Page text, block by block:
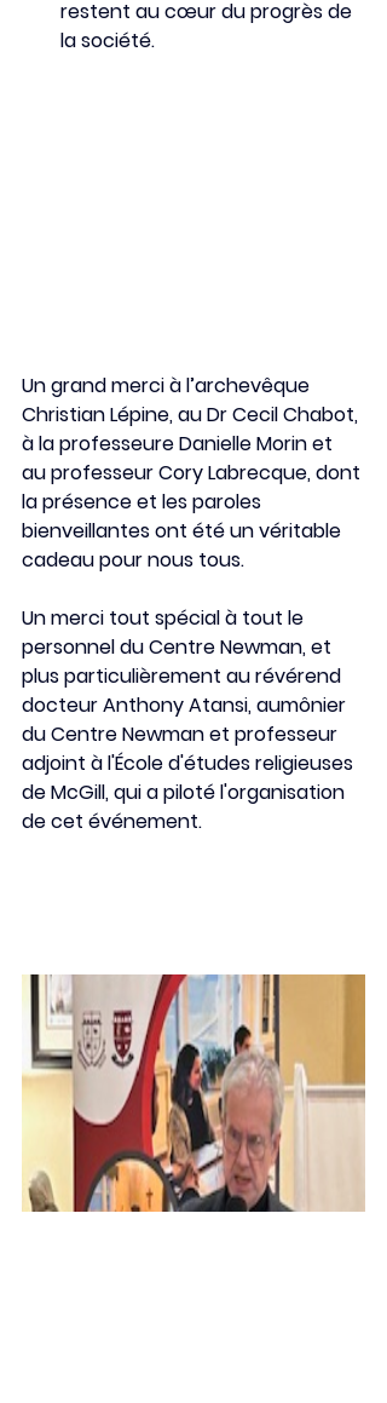
restent au cœur du progrès de
la société.
Un grand merci à l’archevêque
Christian Lépine, au Dr Cecil Chabot,
à la professeure Danielle Morin et
au professeur Cory Labrecque, dont
la présence et les paroles
bienveillantes ont été un véritable
cadeau pour nous tous.
Un merci tout spécial à tout le
personnel du Centre Newman, et
plus particulièrement au révérend
docteur Anthony Atansi, aumônier
du Centre Newman et professeur
adjoint à l'École d'études religieuses
de McGill, qui a piloté l'organisation
de cet événement.